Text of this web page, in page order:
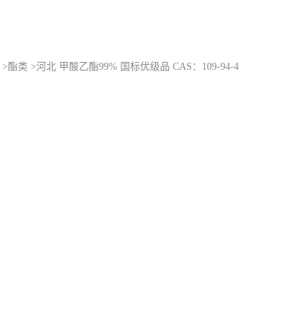
>酯类 >河北 甲酸乙酯99% 国标优级品 CAS：109-94-4